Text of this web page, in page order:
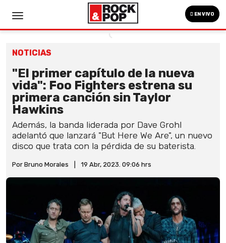
EN VIVO
NOTICIAS
"El primer capítulo de la nueva
vida": Foo Fighters estrena su
primera canción sin Taylor
Hawkins
Además, la banda liderada por Dave Grohl
adelantó que lanzará "But Here We Are", un nuevo
disco que trata con la pérdida de su baterista.
Por Bruno Morales 19 Abr, 2023. 09:06 hrs